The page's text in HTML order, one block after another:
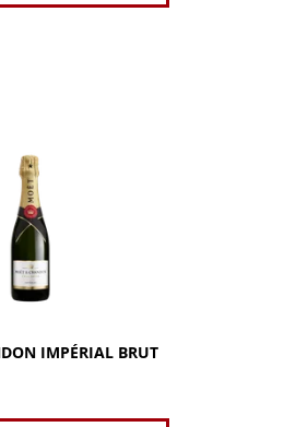
Impérial Brut 0,375l
pro styl. Jasná
chuť a elegantní
v roce
IMPÉRIAL BRUT